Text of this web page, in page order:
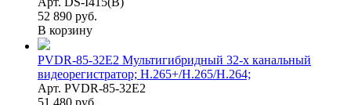
52 890 руб.
В корзину
PVDR-85-32E2 Мультигибридный 32-х канальный
видеорегистратор; H.265+/H.265/H.264;
Арт. PVDR-85-32E2